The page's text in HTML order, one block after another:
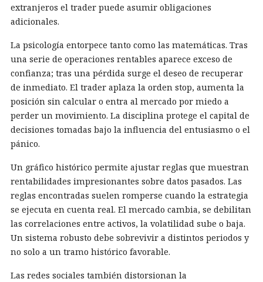
extranjeros el trader puede asumir obligaciones
adicionales.
La psicología entorpece tanto como las matemáticas. Tras
una serie de operaciones rentables aparece exceso de
confianza; tras una pérdida surge el deseo de recuperar
de inmediato. El trader aplaza la orden stop, aumenta la
posición sin calcular o entra al mercado por miedo a
perder un movimiento. La disciplina protege el capital de
decisiones tomadas bajo la influencia del entusiasmo o el
pánico.
Un gráfico histórico permite ajustar reglas que muestran
rentabilidades impresionantes sobre datos pasados. Las
reglas encontradas suelen romperse cuando la estrategia
se ejecuta en cuenta real. El mercado cambia, se debilitan
las correlaciones entre activos, la volatilidad sube o baja.
Un sistema robusto debe sobrevivir a distintos periodos y
no solo a un tramo histórico favorable.
Las redes sociales también distorsionan la